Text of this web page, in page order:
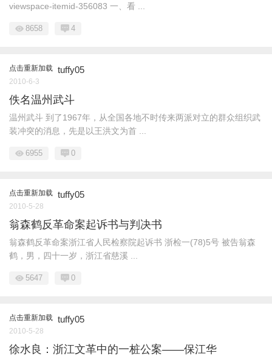
viewspace-itemid-356083 一、看 ...
8658 4
点击重新加载 tuffy05
2010-6-3
佚名温州武斗
温州武斗 到了1967年，从全国各地不时传来两派对立的群众组织武
装冲突的消息，先是以王洪文为首 ...
6955 0
点击重新加载 tuffy05
2010-5-28
翁森鹤反革命案起诉书与判决书
翁森鹤反革命案浙江省人民检察院起诉书 浙检一(78)5号 被告翁森
鹤，男，四十一岁，浙江省慈溪 ...
5647 0
点击重新加载 tuffy05
2010-5-28
徐水良：浙江文革中的一桩公案——保江华